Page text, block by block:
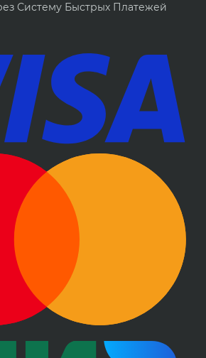
Систему Быстрых Платежей